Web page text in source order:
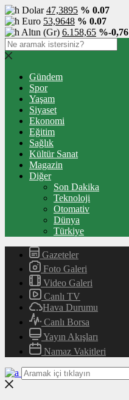
Dolar47,3895 % 0.07
Euro 53,9648 % 0.07
Altın (Gr) 6.158,65 %-0,76
Gündem
Spor
Yaşam
Siyaset
Ekonomi
Eğitim
Sağlık
Kültür Sanat
Magazin
Diğer
Son Dakika
Teknoloji
Otomativ
Dünya
Türkiye
Gazeteler
Foto Galeri
Video Galeri
Canlı TV
Hava Durumu
Canlı Borsa
Yayın Akışları
Namaz Vakitleri